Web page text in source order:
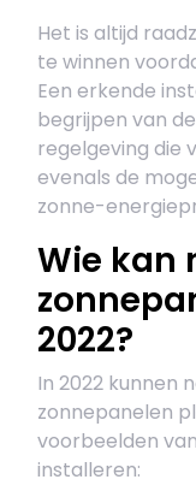
Het is altijd
te winnen
Een erkende
begrijpen van
regelgeving die
evenals de
zonne-
Wie kan
2022?
In 2022 kunnen
zonnepanelen
voorbeelden
installeren: